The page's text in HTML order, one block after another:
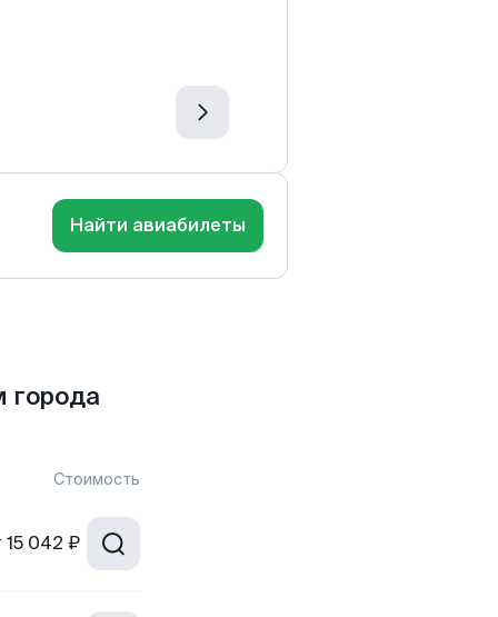
Найти авиабилеты
Стоимость
15 042 ₽